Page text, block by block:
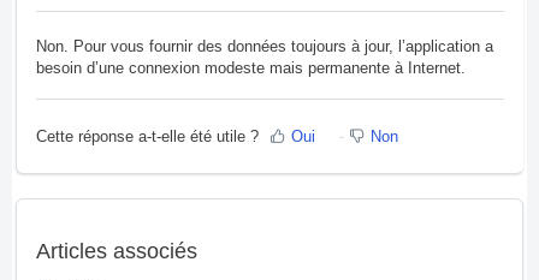
Non. Pour vous fournir des données toujours à jour, l’application a
besoin d’une connexion modeste mais permanente à Internet.
Cette réponse a-t-elle été utile ? Oui Non
Articles associés